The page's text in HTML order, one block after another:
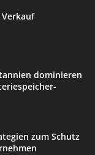
Verkauf
dominieren
zum Schutz